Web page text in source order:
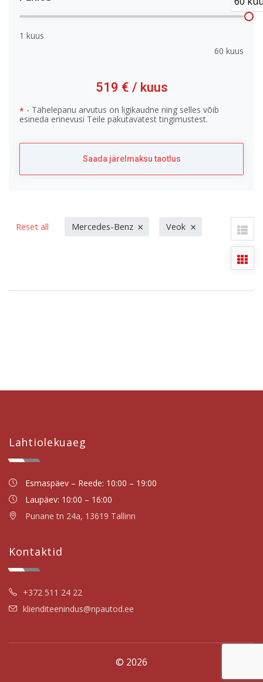
1 kuus
60 kuus
519 € / kuus
* - Tähelepanu arvutus on ligikaudne ning selles võib
esineda erinevusi Teile pakutavatest tingimustest.
Saada järelmaksu taotlus
Reset all Mercedes-Benz × Veok ×
Lahtiolekuaeg
Esmaspäev – Reede: 10:00 – 19:00
Laupäev: 10:00 – 16:00
Punane tn 24a, 13619 Tallinn
Kontaktid
+372 511 24 22
klienditeenindus@npautod.ee
© 2026